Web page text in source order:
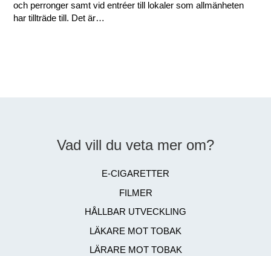
och perronger samt vid entréer till lokaler som allmänheten
har tillträde till. Det är…
Vad vill du veta mer om?
E-CIGARETTER
FILMER
HÅLLBAR UTVECKLING
LÄKARE MOT TOBAK
LÄRARE MOT TOBAK